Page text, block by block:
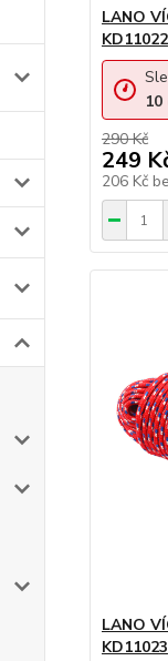
LANO
KD11022
290 Kč
249
206 Kč
10
LANO
KD11023